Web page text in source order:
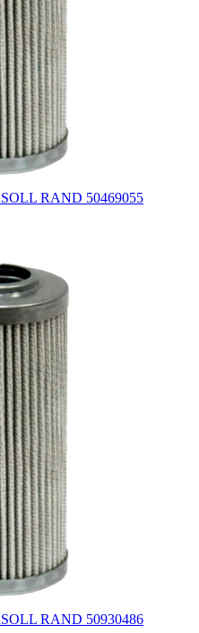
RAND 50469055
RAND 50930486